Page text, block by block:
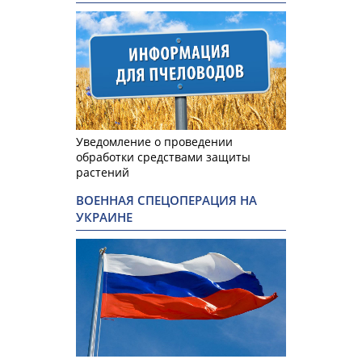
Уведомление о проведении
обработки средствами защиты
растений
ВОЕННАЯ СПЕЦОПЕРАЦИЯ НА
УКРАИНЕ